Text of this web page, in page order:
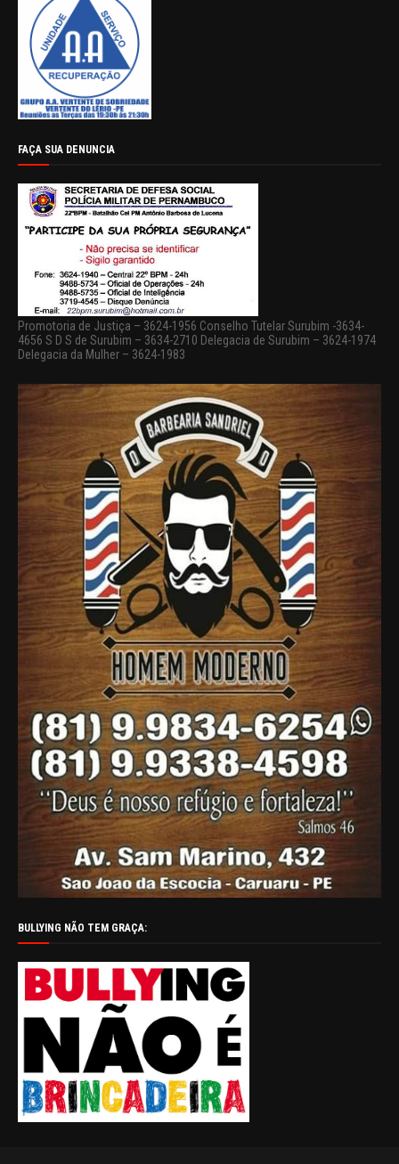
FAÇA SUA DENUNCIA
Promotoria de Justiça – 3624-1956 Conselho Tutelar Surubim -3634-
4656 S D S de Surubim – 3634-2710 Delegacia de Surubim – 3624-1974
Delegacia da Mulher – 3624-1983
BULLYING NÃO TEM GRAÇA: